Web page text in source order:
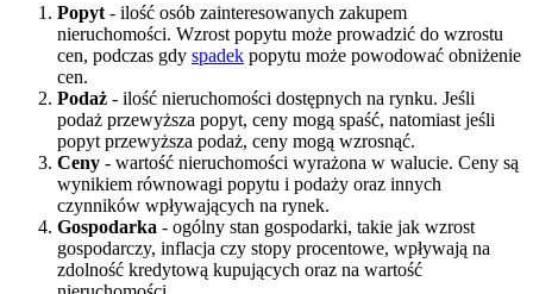
Popyt - ilość osób zainteresowanych zakupem
nieruchomości. Wzrost popytu może prowadzić do wzrostu
cen, podczas gdy spadek popytu może powodować obniżenie
cen.
Podaż - ilość nieruchomości dostępnych na rynku. Jeśli
podaż przewyższa popyt, ceny mogą spaść, natomiast jeśli
popyt przewyższa podaż, ceny mogą wzrosnąć.
Ceny - wartość nieruchomości wyrażona w walucie. Ceny są
wynikiem równowagi popytu i podaży oraz innych
czynników wpływających na rynek.
Gospodarka - ogólny stan gospodarki, takie jak wzrost
gospodarczy, inflacja czy stopy procentowe, wpływają na
zdolność kredytową kupujących oraz na wartość